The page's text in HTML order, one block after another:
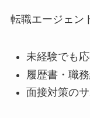
転職エージェン
未経験でも
履歴書・職
面接対策の